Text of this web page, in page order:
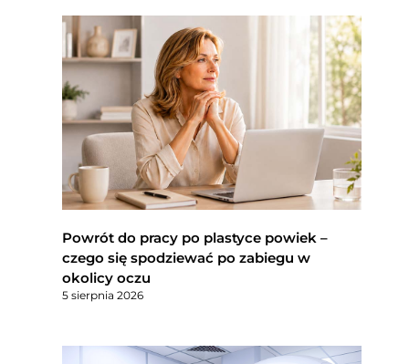
Powrót do pracy po plastyce powiek –
czego się spodziewać po zabiegu w
okolicy oczu
5 sierpnia 2026